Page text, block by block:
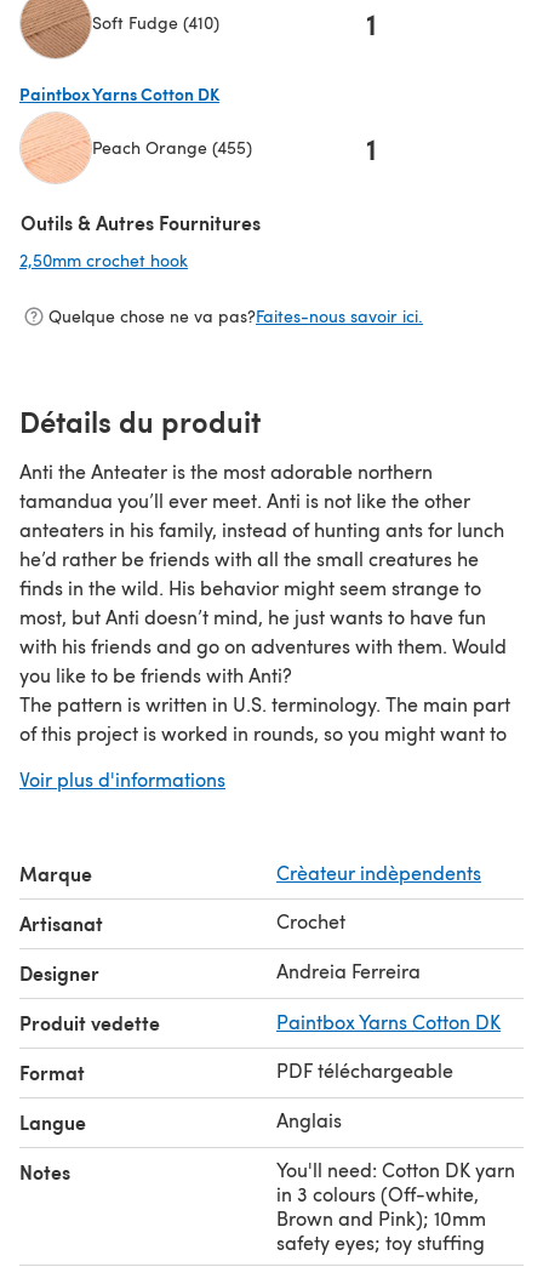
Soft Fudge (410) 1
Paintbox Yarns Cotton DK
Peach Orange (455) 1
Outils & Autres Fournitures
2,50mm crochet hook
Quelque chose ne va pas?Faites-nous savoir ici.
Détails du produit
Anti the Anteater is the most adorable northern
tamandua you’ll ever meet. Anti is not like the other
anteaters in his family, instead of hunting ants for lunch
he’d rather be friends with all the small creatures he
finds in the wild. His behavior might seem strange to
most, but Anti doesn’t mind, he just wants to have fun
with his friends and go on adventures with them. Would
you like to be friends with Anti?
The pattern is written in U.S. terminology. The main part
of this project is worked in rounds, so you might want to
is no specific gauge for this project, just try to keep it
yarn will work.
Voir plus d'informations
Marque Crèateur indèpendents
Artisanat Crochet
Designer Andreia Ferreira
Produit vedette Paintbox Yarns Cotton DK
Format PDF téléchargeable
Langue Anglais
Notes
You'll need: Cotton DK yarn
in 3 colours (Off-white,
Brown and Pink); 10mm
safety eyes; toy stuffing